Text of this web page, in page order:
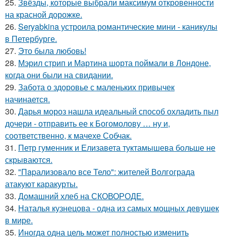
на красной дорожке.
26. Seryabkina устроила романтические мини - каникулы
в Петербурге.
27. Это была любовь!
28. Мэрил стрип и Мартина шорта поймали в Лондоне,
когда они были на свидании.
29. Забота о здоровье с маленьких привычек
начинается.
30. Дарья мороз нашла идеальный способ охладить пыл
дочери - отправить ее к Богомолову … ну и,
соответственно, к мачехе Собчак.
31. Петр гуменник и Елизавета туктамышева больше не
скрываются.
32. "Пapализовало все Тело": жителей Волгограда
атакуют каракурты.
33. Домашний хлеб на СКОВОРОДЕ.
34. Наталья кузнецова - одна из самых мощных девушек
в мире.
35. Иногда одна цель может полностью изменить